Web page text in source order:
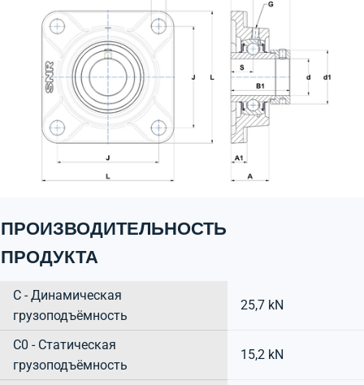
ПРОИЗВОДИТЕЛЬНОСТЬ
ПРОДУКТА
C - Динамическая
грузоподъёмность
25,7 kN
C0 - Статическая
грузоподъёмность
15,2 kN